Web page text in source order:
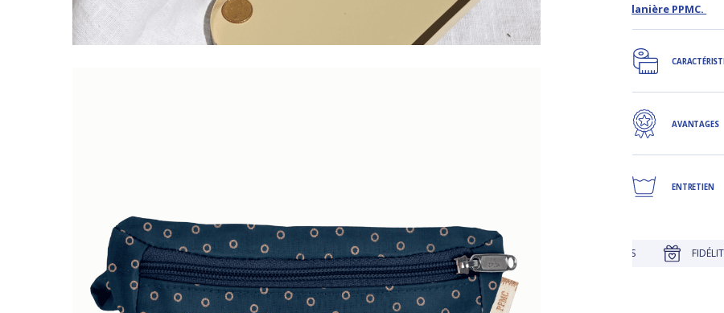
lanière PPMC.
AVANTAGES
ENTRETIEN
LIVRAISON OFFERTE EN BOUTIQUE JUSQU'À 30 JOURS POUR CHANGER D'AVIS FIDÉLITÉ